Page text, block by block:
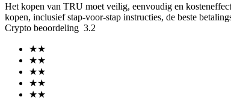
USDT-futures
Het kopen van TRU moet veilig, eenvoudig en
kopen, inclusief stap-voor-stap instructies, de beste
Crypto beoordeling 3.2
★★
★★
★★
★★
★★